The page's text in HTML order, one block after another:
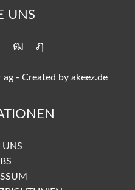
UNS
- Created by akeez.de
UNS